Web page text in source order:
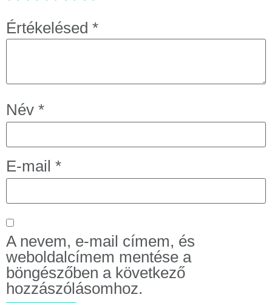
Értékelésed *
Név *
E-mail *
A nevem, e-mail címem, és
weboldalcímem mentése a
böngészőben a következő
hozzászólásomhoz.